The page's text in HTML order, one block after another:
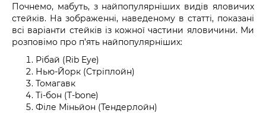
Почнемо, мабуть, з найпопулярніших видів яловичих
стейків. На зображенні, наведеному в статті, показані
всі варіанти стейків із кожної частини яловичини. Ми
розповімо про п’ять найпопулярніших:
Рібай (Rib Eye)
Нью-Йорк (Стріплойн)
Томагавк
Ті-бон (T-bone)
Філе Міньйон (Тендерлойн)